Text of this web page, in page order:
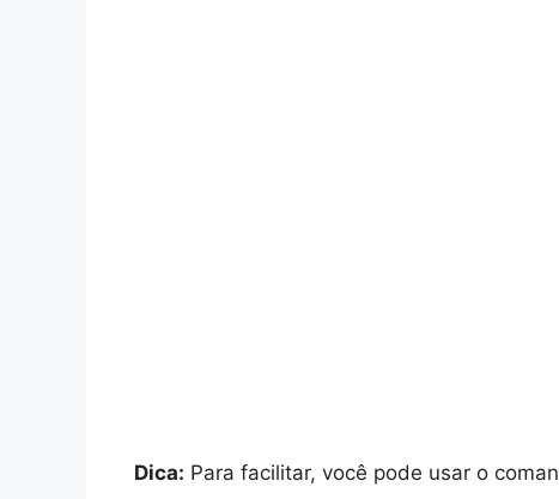
Dica: Para facilitar, você pode usar o